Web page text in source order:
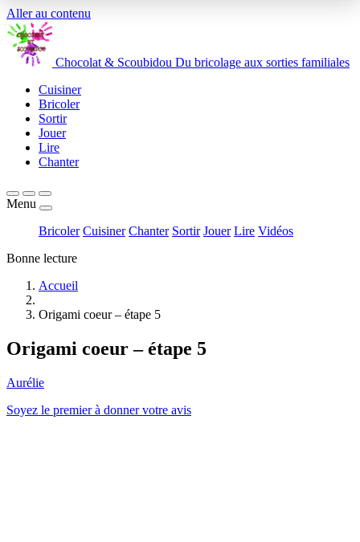
Aller au contenu
Chocolat & Scoubidou Du bricolage aux sorties familiales
Cuisiner
Bricoler
Sortir
Jouer
Lire
Chanter
Menu
Bricoler Cuisiner Chanter Sortir Jouer Lire Vidéos
Bonne lecture
Accueil
Origami coeur – étape 5
Origami coeur – étape 5
Aurélie
Soyez le premier à donner votre avis